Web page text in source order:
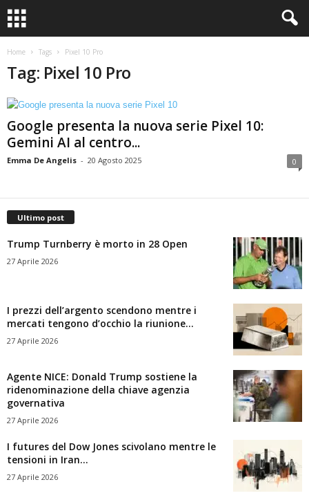
Home Tags Pixel 10 Pro
Tag: Pixel 10 Pro
Google presenta la nuova serie Pixel 10:
Gemini AI al centro...
Emma De Angelis - 20 Agosto 2025 0
Ultimo post
Trump Turnberry è morto in 28 Open
27 Aprile 2026
I prezzi dell’argento scendono mentre i
mercati tengono d’occhio la riunione...
27 Aprile 2026
Agente NICE: Donald Trump sostiene la
ridenominazione della chiave agenzia
governativa
27 Aprile 2026
I futures del Dow Jones scivolano mentre le
tensioni in Iran...
27 Aprile 2026